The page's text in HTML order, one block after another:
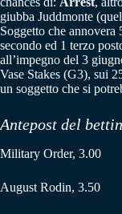
giubba Juddmonte
Soggetto che annovera
secondo ed 1 terzo
all’impegno del 3
Vase Stakes (G3), sui
un soggetto che si
Antepost del
Military Order, 3.00
August Rodin, 3.50